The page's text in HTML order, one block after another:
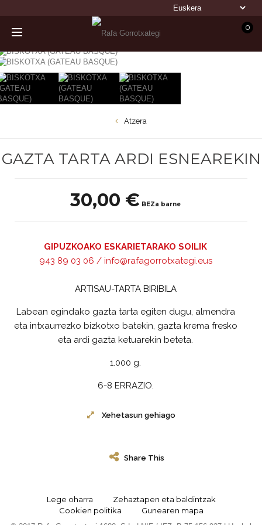
0
Atzera
GAZTA TARTA ARDI ESNEAREKIN
30,00 € BEZa barne
GIPUZKOAKO ESKARIETARAKO SOILIK
943 89 03 06 / info@rafagorrotxategi.eus
ARTISAU-TARTA BIRIBILA
Labean egindako gazta tarta egiten dugu, almendra
eta intxaurrezko bizkotxo batekin, gazta krema fresko
eta ardi gazta ketuarekin beteta.
1.000 g.
6-8 ERRAZIO.
Xehetasun gehiago
Share This
Lege oharra
Zehaztapen eta baldintzak
Cookien politika
Gunearen mapa